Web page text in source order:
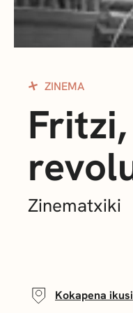
ZINEMA
Zinematxiki
Kokapena ikusi